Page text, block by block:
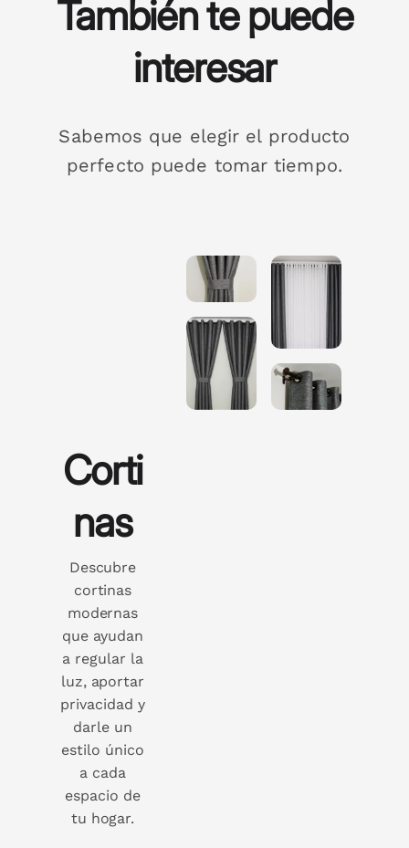
También te puede
interesar
Sabemos que elegir el producto
perfecto puede tomar tiempo.
Corti
nas
Descubre
cortinas
modernas
que ayudan
a regular la
luz, aportar
privacidad y
darle un
estilo único
a cada
espacio de
tu hogar.